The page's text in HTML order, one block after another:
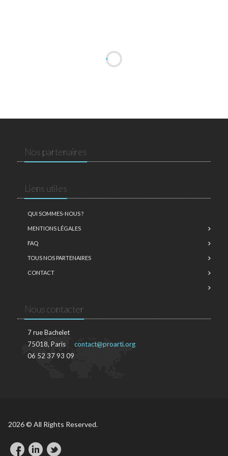
Nos partenaires
Liens utiles
QUI SOMMES-NOUS ?
MENTIONS LÉGALES
FAQ
TOUS NOS PARTENAIRES
CONTACT
Nous contacter
7 rue Bachelet
75018, Paris
06 52 37 93 09
contact@proarti.org
2026 © All Rights Reserved.